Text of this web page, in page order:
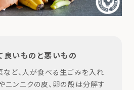
良いものと悪いもの
など、人が食べる生ごみを入れ
ニンニクの皮、卵の殻は分解す